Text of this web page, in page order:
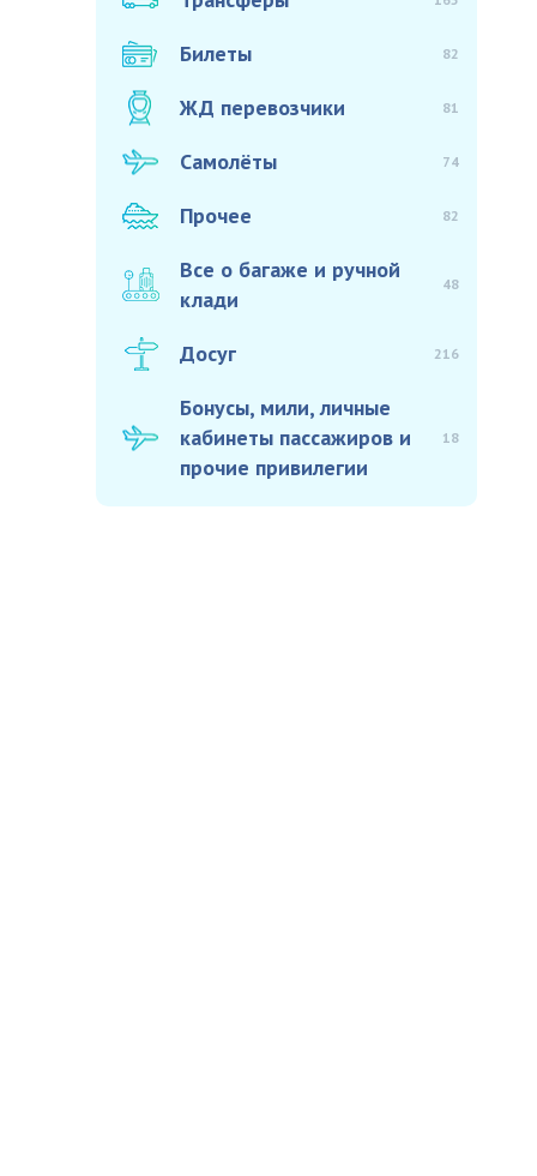
Билеты 82
ЖД перевозчики 81
Самолёты 74
Прочее 82
Все о багаже и ручной
клади
48
Досуг 216
Бонусы, мили, личные
кабинеты пассажиров и
прочие привилегии
18